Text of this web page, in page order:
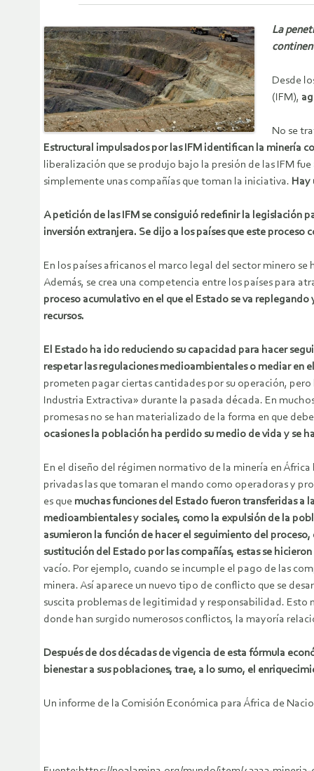
La
Desde
(IFM),
No se
Estructural impulsados por las IFM identifican la minería
liberalización que se produjo bajo la presión de las IFM
simplemente unas compañías que toman la iniciativa. Hay
A petición de las IFM se consiguió redefinir la legislación
inversión extranjera. Se dijo a los países que este
En los países africanos el marco legal del sector minero
Además, se crea una competencia entre los países para
proceso acumulativo en el que el Estado se va
recursos.
El Estado ha ido reduciendo su capacidad para hacer
respetar las regulaciones medioambientales o mediar en
prometen pagar ciertas cantidades por su operación,
Industria Extractiva» durante la pasada década. En
promesas no se han materializado de la forma en que
ocasiones la población ha perdido su medio de vida y se
En el diseño del régimen normativo de la minería en
privadas las que tomaran el mando como operadoras y
es que muchas funciones del Estado fueron transferidas a
medioambientales y sociales, como la expulsión de la
asumieron la función de hacer el seguimiento del
sustitución del Estado por las compañías, estas se
vacío. Por ejemplo, cuando se incumple el pago de las
minera. Así aparece un nuevo tipo de conflicto que se
suscita problemas de legitimidad y responsabilidad. Esto
donde han surgido numerosos conflictos, la mayoría
Después de dos décadas de vigencia de esta fórmula
bienestar a sus poblaciones, trae, a lo sumo, el
Un informe de la Comisión Económica para África de